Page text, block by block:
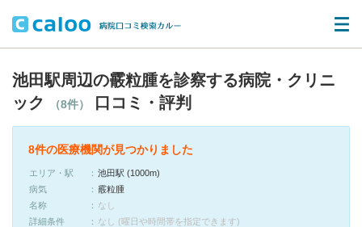
池田駅周辺の霰粒腫を診察する病院・クリニ
ック
（8件） 口コミ・評判
8件の医療機関が見つかりました
エリア・駅
池田駅 (1000m)
病気
霰粒腫
名称
なし
詳細条件
なし (曜日や時間帯を指定できます)